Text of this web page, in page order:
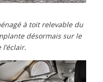
à toit relevable du
désormais sur le